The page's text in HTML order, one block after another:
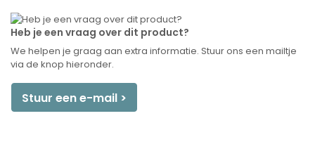
Heb je een vraag over dit product?
We helpen je graag aan extra informatie. Stuur ons een mailtje
via de knop hieronder.
Stuur een e-mail >